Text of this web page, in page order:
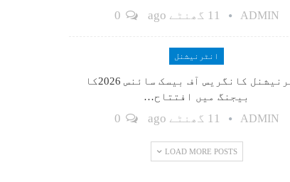
ADMIN 11 گھنٹے ago
انٹرنیشنل
انٹرنیشنل کانگریس آف بیسک سائنس 2026کا
بیجنگ میں افتتاح…
ADMIN 11 گھنٹے ago
LOAD MORE POSTS